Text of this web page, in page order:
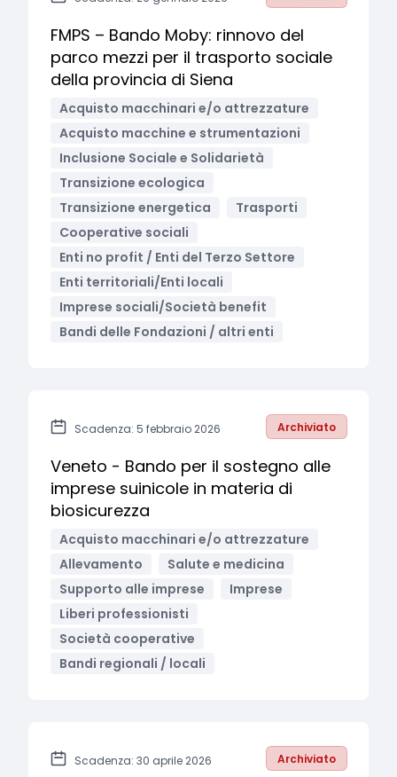
FMPS – Bando Moby: rinnovo del
parco mezzi per il trasporto sociale
della provincia di Siena
Acquisto macchinari e/o attrezzature
Acquisto macchine e strumentazioni
Inclusione Sociale e Solidarietà
Transizione ecologica
Transizione energetica
Trasporti
Cooperative sociali
Enti no profit / Enti del Terzo Settore
Enti territoriali/Enti locali
Imprese sociali/Società benefit
Bandi delle Fondazioni / altri enti
Scadenza: 5 febbraio 2026 Archiviato
Veneto - Bando per il sostegno alle
imprese suinicole in materia di
biosicurezza
Acquisto macchinari e/o attrezzature
Allevamento
Salute e medicina
Supporto alle imprese
Imprese
Liberi professionisti
Società cooperative
Bandi regionali / locali
Scadenza: 30 aprile 2026 Archiviato